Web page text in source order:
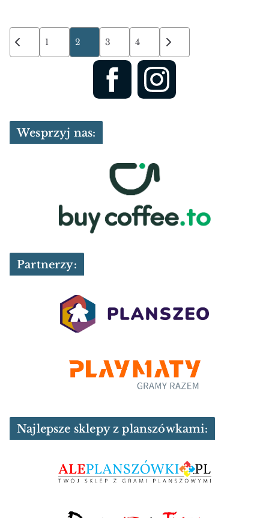
Stronicowanie
wpisów
1 2 3 4
Wesprzyj nas:
Partnerzy:
Najlepsze sklepy z planszówkami: